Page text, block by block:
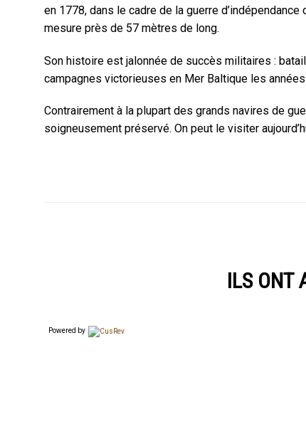
en 1778, dans le cadre de la guerre
mesure près de 57 mètres de long.
Son histoire est jalonnée de succès militaires :
campagnes victorieuses en Mer Baltique les
Contrairement à la plupart des grands navires de
soigneusement préservé. On peut le visiter
ILS ONT
Powered by